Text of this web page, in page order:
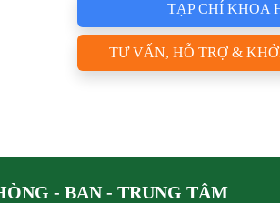
TẠP CHÍ KHOA
TƯ VẤN, HỖ TRỢ &
- BAN - TRUNG TÂM